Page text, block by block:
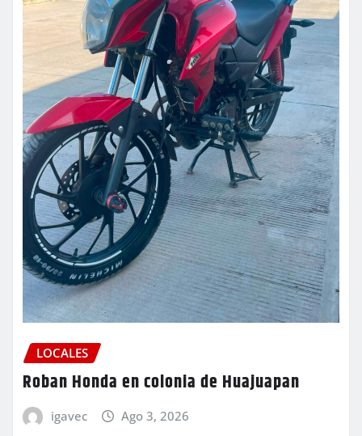
LOCALES
Roban Honda en colonia de Huajuapan
igavec Ago 3, 2026